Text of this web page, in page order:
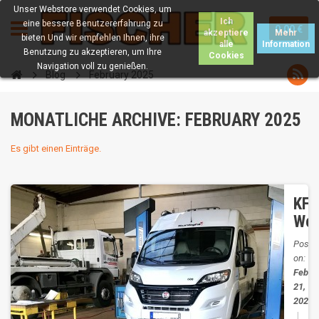
0.00 €
Unser Webstore verwendet Cookies, um
eine bessere Benutzererfahrung zu
bieten Und wir empfehlen Ihnen, ihre
Benutzung zu akzeptieren, um Ihre
Navigation voll zu genießen.
Ich
akzeptiere
alle
Cookies
Mehr
Information
Blog February 2025
MONATLICHE ARCHIVE: FEBRUARY 2025
Es gibt einen Einträge.
on:
Feb
21,
2025
|